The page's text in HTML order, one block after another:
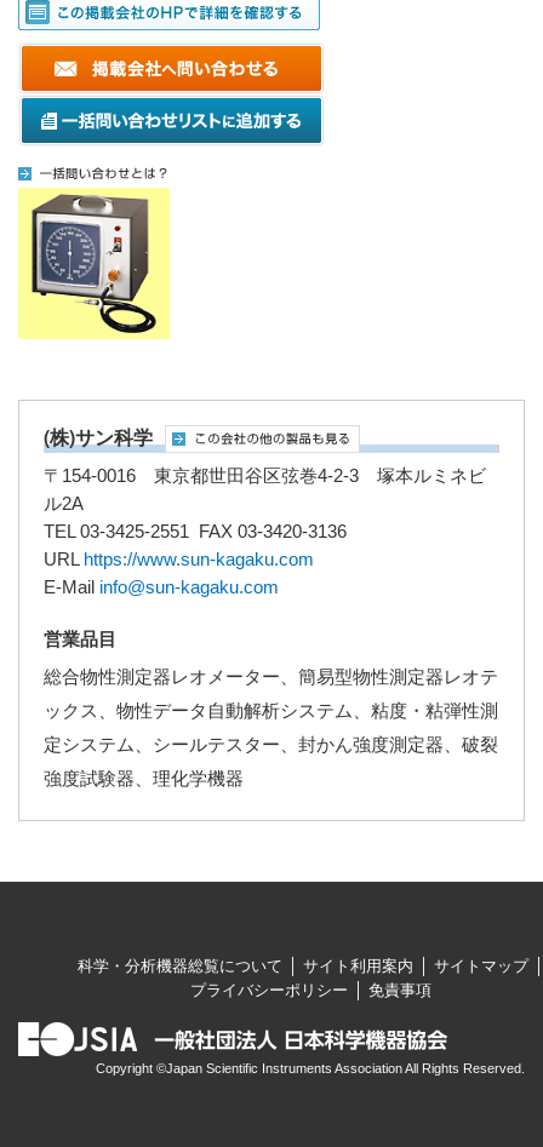
(株)サン科学
〒154-0016 東京都世田谷区弦巻4-2-3 塚本ルミネビ
ル2A
TEL 03-3425-2551 FAX 03-3420-3136
URL https://www.sun-kagaku.com
E-Mail info@sun-kagaku.com
営業品目
総合物性測定器レオメーター、簡易型物性測定器レオテ
ックス、物性データ自動解析システム、粘度・粘弾性測
定システム、シールテスター、封かん強度測定器、破裂
強度試験器、理化学機器
科学・分析機器総覧について サイト利用案内
サイトマップ
プライバシーポリシー
免責事項
Copyright ©Japan Scientific Instruments Association All Rights Reserved.